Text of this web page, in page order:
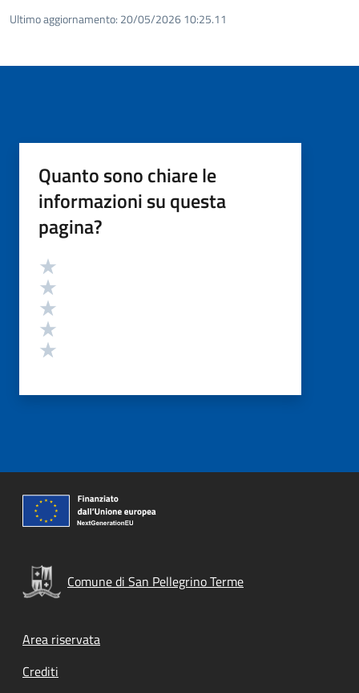
Ultimo aggiornamento: 20/05/2026 10:25.11
Quanto sono chiare le
informazioni su questa
pagina?
Valutazione
Comune di San Pellegrino Terme
Footer menu
Area riservata
Crediti